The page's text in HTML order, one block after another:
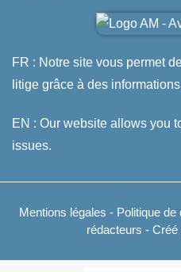
FR : Notre site vous permet
litige grâce à des
EN : Our website allows you
issues.
Mentions légales - Politique de
rédacteurs - Créé